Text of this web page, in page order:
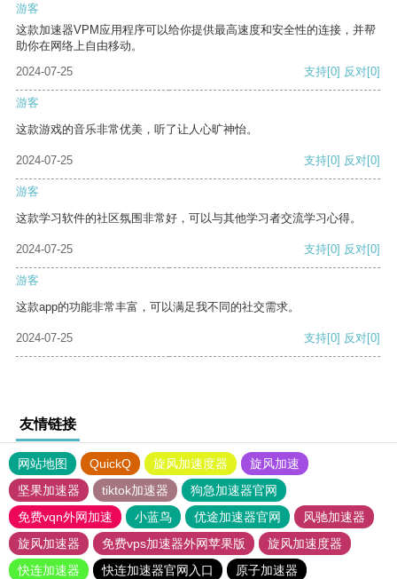
游客
这款加速器VPM应用程序可以给你提供最高速度和安全性的连接，并帮
助你在网络上自由移动。
2024-07-25
支持[0] 反对[0]
游客
这款游戏的音乐非常优美，听了让人心旷神怡。
2024-07-25 支持[0] 反对[0]
游客
这款学习软件的社区氛围非常好，可以与其他学习者交流学习心得。
2024-07-25 支持[0] 反对[0]
游客
这款app的功能非常丰富，可以满足我不同的社交需求。
2024-07-25 支持[0] 反对[0]
友情链接
网站地图 QuickQ 旋风加速度器
旋风加速
坚果加速器
tiktok加速器
狗急加速器官网
免费vqn外网加速
小蓝鸟 优途加速器官网
风驰加速器
旋风加速器
免费vps加速器外网苹果版
旋风加速度器
快连加速器
快连加速器官网入口
原子加速器